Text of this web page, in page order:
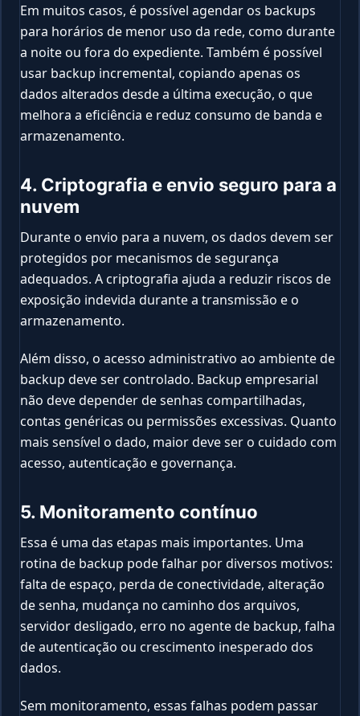
Em muitos casos, é possível agendar os backups
para horários de menor uso da rede, como durante
a noite ou fora do expediente. Também é possível
usar backup incremental, copiando apenas os
dados alterados desde a última execução, o que
melhora a eficiência e reduz consumo de banda e
armazenamento.
4. Criptografia e envio seguro para a
nuvem
Durante o envio para a nuvem, os dados devem ser
protegidos por mecanismos de segurança
adequados. A criptografia ajuda a reduzir riscos de
exposição indevida durante a transmissão e o
armazenamento.
Além disso, o acesso administrativo ao ambiente de
backup deve ser controlado. Backup empresarial
não deve depender de senhas compartilhadas,
contas genéricas ou permissões excessivas. Quanto
mais sensível o dado, maior deve ser o cuidado com
acesso, autenticação e governança.
5. Monitoramento contínuo
Essa é uma das etapas mais importantes. Uma
rotina de backup pode falhar por diversos motivos:
falta de espaço, perda de conectividade, alteração
de senha, mudança no caminho dos arquivos,
servidor desligado, erro no agente de backup, falha
de autenticação ou crescimento inesperado dos
dados.
Sem monitoramento, essas falhas podem passar